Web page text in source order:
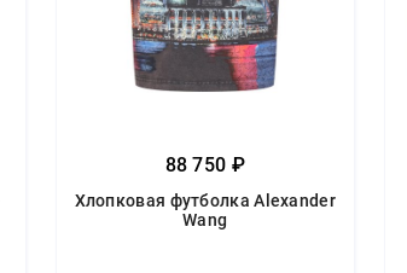
88 750 ₽
Хлопковая футболка Alexander
Wang